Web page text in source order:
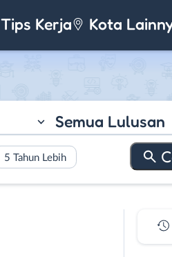
Tips Kerja Kota
Semua Lulusan
5 Tahun Lebih